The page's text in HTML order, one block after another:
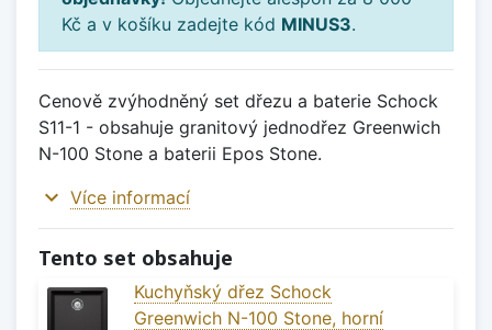
Kč a v košíku zadejte kód MINUS3.
Cenově zvýhodněný set dřezu a baterie Schock
S11-1 - obsahuje granitový jednodřez Greenwich
N-100 Stone a baterii Epos Stone.
expand_more Více informací
Tento set obsahuje
Kuchyňský dřez Schock
Greenwich N-100 Stone, horní